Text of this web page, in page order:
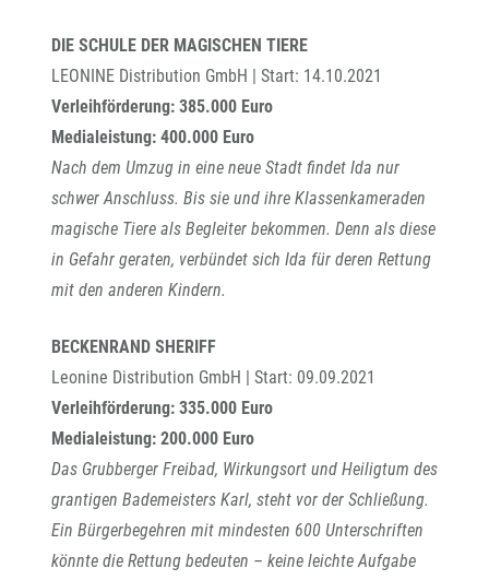
DIE SCHULE DER MAGISCHEN TIERE
LEONINE Distribution GmbH | Start: 14.10.2021
Verleihförderung: 385.000 Euro
Medialeistung: 400.000 Euro
Nach dem Umzug in eine neue Stadt findet Ida nur
schwer Anschluss. Bis sie und ihre Klassenkameraden
magische Tiere als Begleiter bekommen. Denn als diese
in Gefahr geraten, verbündet sich Ida für deren Rettung
mit den anderen Kindern.
BECKENRAND SHERIFF
Leonine Distribution GmbH | Start: 09.09.2021
Verleihförderung: 335.000 Euro
Medialeistung: 200.000 Euro
Das Grubberger Freibad, Wirkungsort und Heiligtum des
grantigen Bademeisters Karl, steht vor der Schließung.
Ein Bürgerbegehren mit mindesten 600 Unterschriften
könnte die Rettung bedeuten – keine leichte Aufgabe